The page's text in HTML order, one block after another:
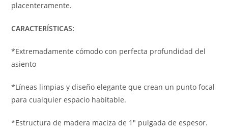
placenteramente.
CARACTERÍSTICAS:
*Extremadamente cómodo con perfecta profundidad del
asiento
*Líneas limpias y diseño elegante que crean un punto focal
para cualquier espacio habitable.
*Estructura de madera maciza de 1″ pulgada de espesor.